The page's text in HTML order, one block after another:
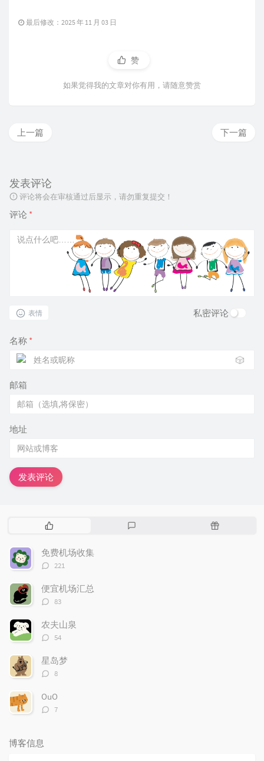
最后修改：2025 年 11 月 03 日
赞
如果觉得我的文章对你有用，请随意赞赏
下一篇
上一篇
发表评论
评论将会在审核通过后显示，请勿重复提交！
评论 *
表情 私密评论
名称 *
🎲
邮箱
地址
发表评论
热
文
章
随
免费机场收集
评
数：
221
便宜机场汇总
评
数：
83
农夫山泉
评
数：
54
星岛梦
评
数：
8
OuO
评
7
博客信息